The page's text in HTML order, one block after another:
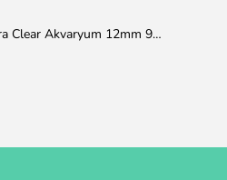
120x50x45h Ultra Clear Akvaryum 12mm 90 derece Birleşim (Otobüs Kargosu İle Gönderim Sağlanmaktadır)